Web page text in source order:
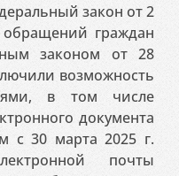
закон от 2
граждан
законом от 28
возможность
в том числе
документа
с 30 марта 2025 г.
почты